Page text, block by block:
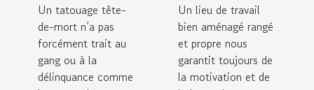
Un tatouage tête-
de-mort n’a pas
forcément trait au
gang ou à la
délinquance comme
Un lieu de travail
bien aménagé rangé
et propre nous
garantit toujours de
la motivation et de